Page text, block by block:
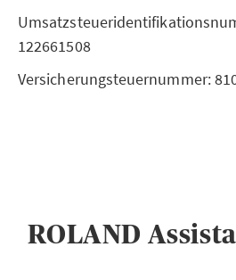
122661508
Versicherungsteuernummer:
ROLAND